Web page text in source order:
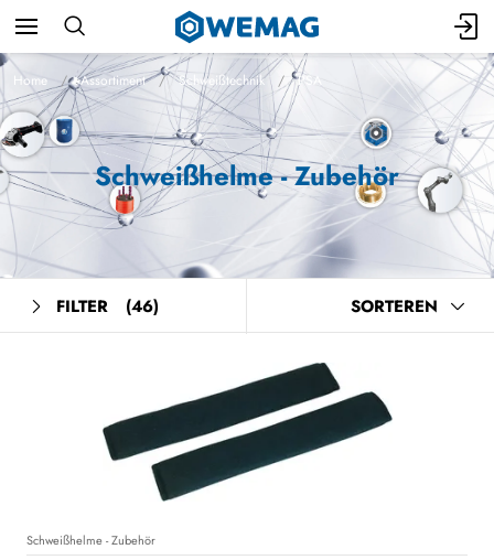
Home Assortiment Schweißtechnik PSA
Schweißhelme - Zubehör
FILTER (46) SORTEREN
Schweißhelme - Zubehör